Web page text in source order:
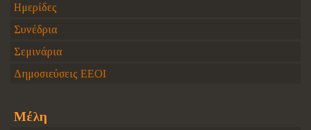
Ημερίδες
Συνέδρια
Σεμινάρια
Δημοσιεύσεις ΕΕΟΙ
Μέλη